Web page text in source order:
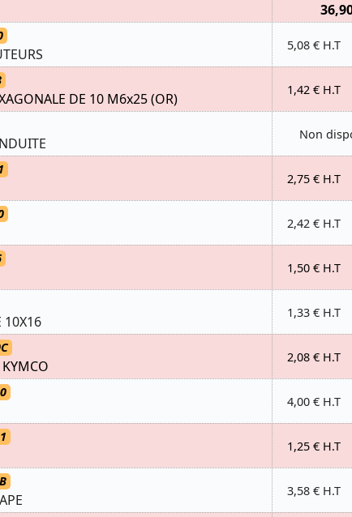
5,08 € H.T
DE 10 M6x25 (OR)
1,42 € H.T
Non
2,75 € H.T
2,42 € H.T
1,50 € H.T
10X16
1,33 € H.T
KYMCO
2,08 € H.T
4,00 € H.T
1,25 € H.T
3,58 € H.T